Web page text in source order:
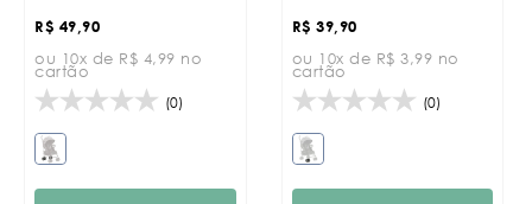
R$ 49,90
ou 10x de R$ 4,99 no
cartão
(0)
R$ 39,90
ou 10x de R$ 3,99 no
cartão
(0)